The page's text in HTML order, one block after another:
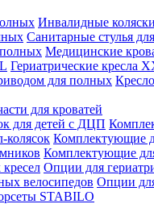
Инвалидные
Санитарные стулья
Медицинские
Гериатрические кресла
для кроватей
Комплектующие
Комплектующие
Опции для
Опции
STABILO